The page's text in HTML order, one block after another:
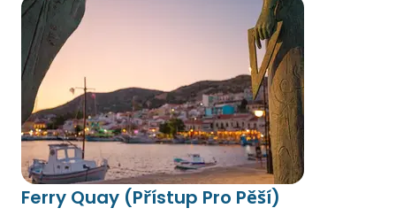
Ferry Quay (Přístup Pro Pěší)